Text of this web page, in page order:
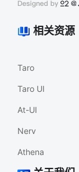
相关资源
Taro
Taro UI
At-UI
Nerv
Athena